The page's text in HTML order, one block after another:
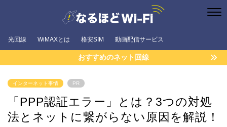
光回線 WiMAXとは 格安SIM 動画配信サービス
おすすめのネット回線
インターネット事情 PR
「PPP認証エラー」とは？3つの対処
法とネットに繋がらない原因を解説！